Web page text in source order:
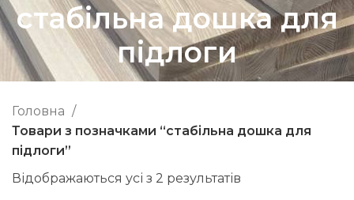
стабільна дошка для
підлоги
Головна
Товари з позначками “стабільна дошка для
підлоги”
Відображаються усі з 2 результатів